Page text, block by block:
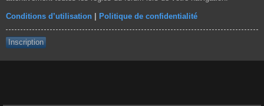
Conditions d’utilisation Politique de confidentialité
Inscription